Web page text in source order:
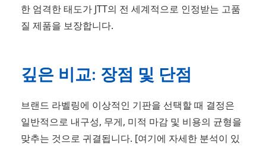
한 엄격한 태도가 JTT의 전 세계적으로 인정받는 고품
질 제품을 보장합니다.
깊은 비교: 장점 및 단점
브랜드 라벨링에 이상적인 기판을 선택할 때 결정은
일반적으로 내구성, 무게, 미적 마감 및 비용의 균형을
맞추는 것으로 귀결됩니다. [여기에 자세한 분석이 있